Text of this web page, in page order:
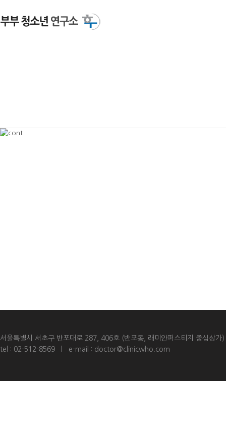
서울특별시 서초구 반포대로 287, 406호 (반포동, 래미안퍼스티지 중심상
tel : 02-512-8569 | e-mail : doctor@clinicwho.com